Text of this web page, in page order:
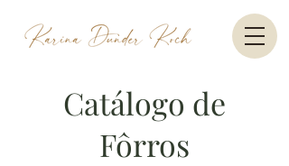
Catálogo de
Fôrros